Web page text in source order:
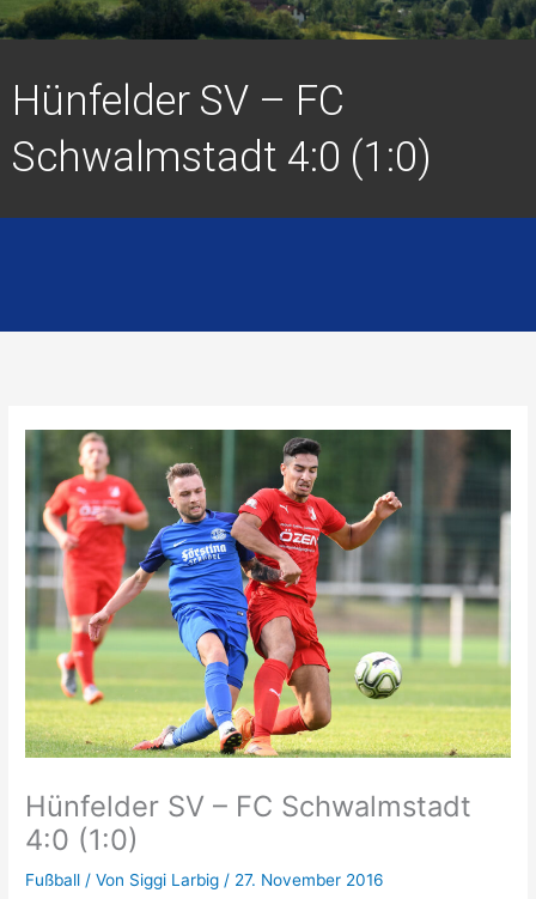
Hünfelder SV – FC
Schwalmstadt 4:0 (1:0)
Hünfelder SV – FC Schwalmstadt
4:0 (1:0)
Fußball / Von Siggi Larbig/ 27. November 2016